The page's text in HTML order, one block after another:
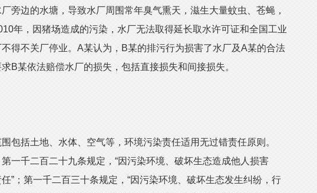
旁边的水塘，导致水厂周围常年臭气熏天，滋生大量蚊虫、苍蝇，
年，因猪场造成的污染，水厂无法取得延长取水许可证和全国工业
得不关厂停业。A某认为，B某的排污行为损害了水厂及A某的合法
B某依法赔偿水厂的损失，包括直接损失和间接损失。
括土地、水体、空气等，环境污染责任适用无过错责任原则。
第一千二百二十九条规定，“因污染环境、破坏生态造成他人损害
”；第一千二百三十条规定，“因污染环境、破坏生态发生纠纷，行